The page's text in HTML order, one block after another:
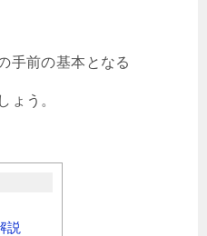
手前の基本となる
ょう。
説